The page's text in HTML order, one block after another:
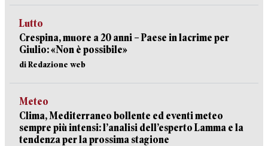
Lutto
Crespina, muore a 20 anni – Paese in lacrime per
Giulio: «Non è possibile»
di Redazione web
Meteo
Clima, Mediterraneo bollente ed eventi meteo
sempre più intensi: l’analisi dell’esperto Lamma e la
tendenza per la prossima stagione